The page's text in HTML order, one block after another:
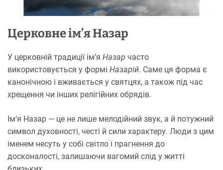
Церковне ім’я Назар
У церковній традиції ім’я Назар часто
використовується у формі Назарій. Саме ця форма є
канонічною і вживається у святцях, а також під час
хрещення чи інших релігійних обрядів.
Ім’я Назар — це не лише мелодійний звук, а й потужний
символ духовності, честі й сили характеру. Люди з цим
іменем несуть у собі світло і прагнення до
досконалості, залишаючи вагомий слід у житті